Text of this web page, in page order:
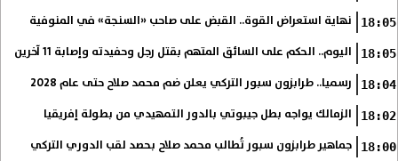
18:05 نهاية استعراض القوة.. القبض على صاحب «السنجة» في المنوفية
18:05 اليوم.. الحكم على السائق المتهم بقتل رجل وحفيدته وإصابة 11 آخرين
18:04 رسميا.. طرابزون سبور التركي يعلن ضم محمد صلاح حتى عام 2028
18:02 الزمالك يواجه بطل جيبوتي بالدور التمهيدي من بطولة إفريقيا
18:00 جماهير طرابزون سبور تُطالب محمد صلاح بحصد لقب الدوري التركي